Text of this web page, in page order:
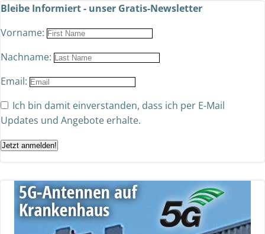
Bleibe Informiert - unser Gratis-Newsletter
Vorname:
Nachname:
Email:
Ich bin damit einverstanden, dass ich per E-Mail
Updates und Angebote erhalte.
Jetzt anmelden!